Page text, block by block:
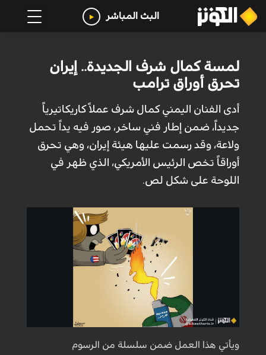
البث المباشر
لمسة كمال شرف الجديدة.. إيران
تحرق أوراق ترامب
أدى الفنان اليمني كمال شرف عملاً كاريكاتيرياً
جديداً، ضمن إطار فني ساخر، صور فيه يداً تحمل
ولاعة، وقد رسمت عليها هيئة إيران، وهي تحرق
أوراقاً تخص الرئيس الأمريكي، الذي ظهر في
اللوحة على شكل لص.
ويأتي هذا العمل ضمن سلسلة من الرسوم